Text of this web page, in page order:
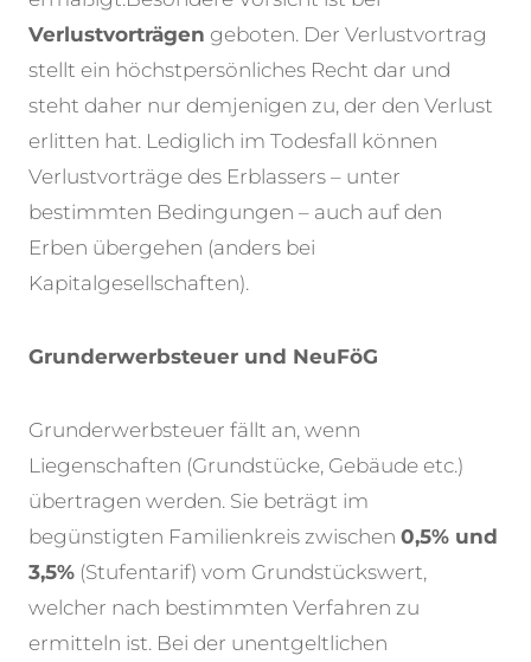
Verlustvorträgen geboten. Der Verlustvortrag
stellt ein höchstpersönliches Recht dar und
steht daher nur demjenigen zu, der den Verlust
erlitten hat. Lediglich im Todesfall können
Verlustvorträge des Erblassers – unter
bestimmten Bedingungen – auch auf den
Erben übergehen (anders bei
Kapitalgesellschaften).
Grunderwerbsteuer und NeuFöG
Grunderwerbsteuer fällt an, wenn
Liegenschaften (Grundstücke, Gebäude etc.)
übertragen werden. Sie beträgt im
begünstigten Familienkreis zwischen 0,5% und
3,5% (Stufentarif) vom Grundstückswert,
welcher nach bestimmten Verfahren zu
ermitteln ist. Bei der unentgeltlichen